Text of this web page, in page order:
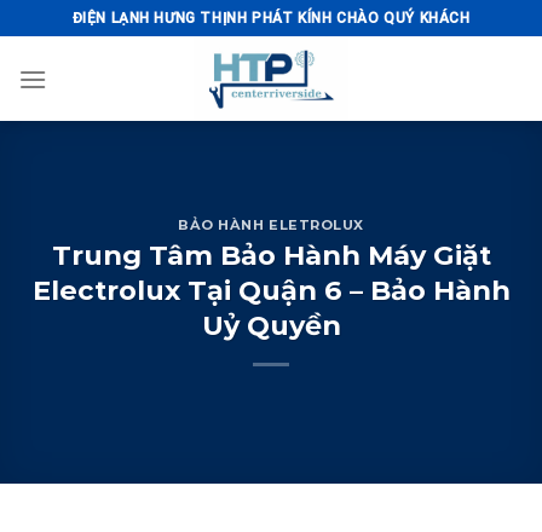
to
content
ĐIỆN LẠNH HƯNG THỊNH PHÁT KÍNH CHÀO QUÝ KHÁCH
BẢO HÀNH ELETROLUX
Trung Tâm Bảo Hành Máy Giặt
Electrolux Tại Quận 6 – Bảo Hành
Uỷ Quyền